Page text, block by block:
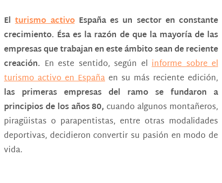
Elturismo activoEspaña es un sector en constante
crecimiento. Ésa es la razón de que la mayoría de las
empresas que trabajan en este ámbito sean de reciente
creación. En este sentido, según el informe sobre el
turismo activo en España en su más reciente edición,
las primeras empresas del ramo se fundaron a
principios de los años 80, cuando algunos montañeros,
piragüistas o parapentistas, entre otras modalidades
deportivas, decidieron convertir su pasión en modo de
vida.